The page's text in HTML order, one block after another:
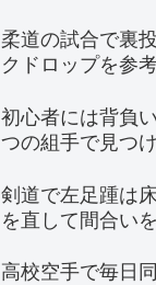
柔道の試合で裏
クドロップを参
初心者には背負
つの組手で見つ
剣道で左足踵は
を直して間合い
高校空手で毎日